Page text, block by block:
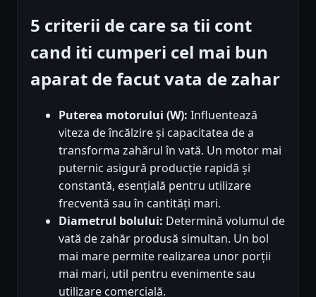
5 criterii de care sa tii cont
cand iti cumperi cel mai bun
aparat de facut vata de zahar
Puterea motorului (W): Influentează
viteza de încălzire și capacitatea de a
transforma zahărul în vată. Un motor mai
puternic asigură producție rapidă și
constantă, esențială pentru utilizare
frecventă sau în cantități mari.
Diametrul bolului: Determină volumul de
vată de zahăr produsă simultan. Un bol
mai mare permite realizarea unor porții
mai mari, util pentru evenimente sau
utilizare comercială.